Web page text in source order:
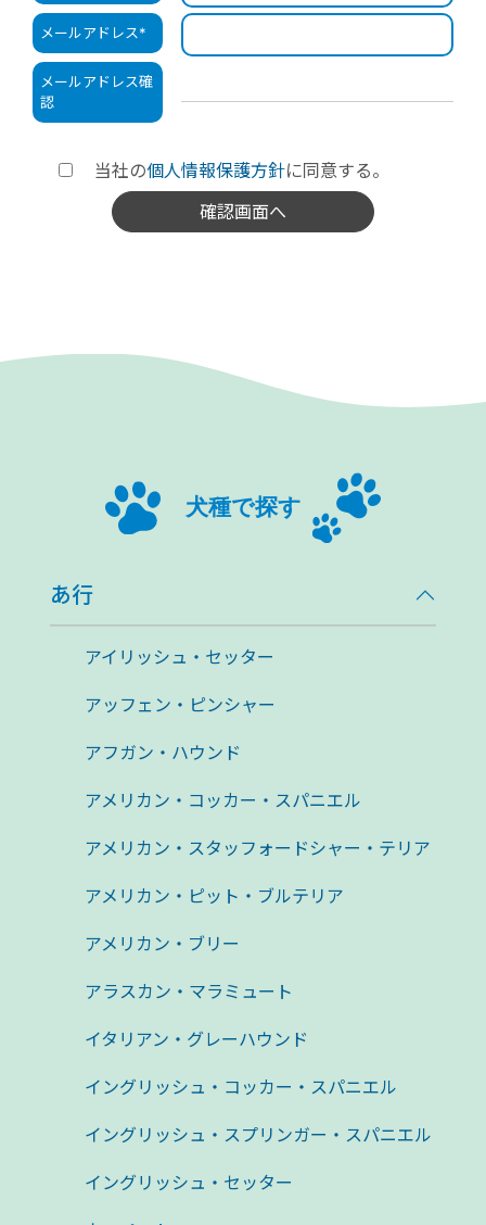
メールアドレス*
メールアドレス確
認
当社の個人情報保護方針に同意する。
犬種で探す
あ行
アイリッシュ・セッター
アッフェン・ピンシャー
アフガン・ハウンド
アメリカン・コッカー・スパニエル
アメリカン・スタッフォードシャー・テリア
アメリカン・ピット・ブルテリア
アメリカン・ブリー
アラスカン・マラミュート
イタリアン・グレーハウンド
イングリッシュ・コッカー・スパニエル
イングリッシュ・スプリンガー・スパニエル
イングリッシュ・セッター